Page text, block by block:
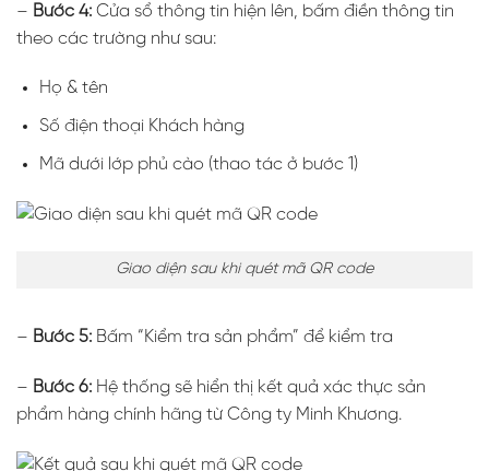
– Bước 4: Cửa sổ thông tin hiện lên, bấm điền thông tin
theo các trường như sau:
Họ & tên
Số điện thoại Khách hàng
Mã dưới lớp phủ cào (thao tác ở bước 1)
Giao diện sau khi quét mã QR code
– Bước 5: Bấm “Kiểm tra sản phẩm” để kiểm tra
– Bước 6: Hệ thống sẽ hiển thị kết quả xác thực sản
phẩm hàng chính hãng từ Công ty Minh Khương.